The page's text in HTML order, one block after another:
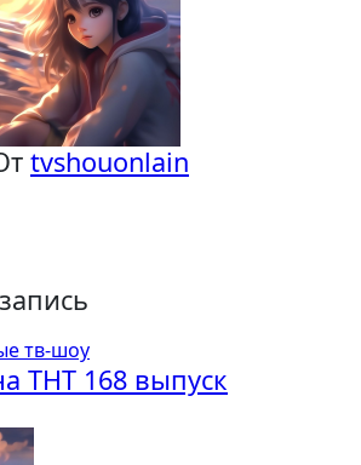
tvshouonlain
тв-шоу
ТНТ 168 выпуск